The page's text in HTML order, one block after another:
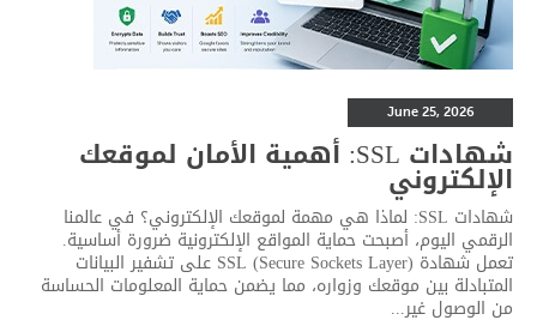
June 25, 2026
شهادات SSL: أهمية الأمان لموقعك
الإلكتروني
شهادات SSL: لماذا هي مهمة لموقعك الإلكتروني؟ في عالمنا
الرقمي اليوم، أصبحت حماية المواقع الإلكترونية ضرورة أساسية.
تعمل شهادة SSL (Secure Sockets Layer) على تشفير البيانات
المتبادلة بين موقعك وزواره، مما يضمن حماية المعلومات الحساسة
من الوصول غير...